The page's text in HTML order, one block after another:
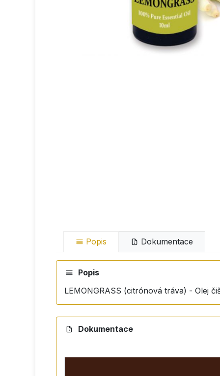
Popis Dokumentace
Popis
LEMONGRASS (citrónová tráva) - Olej
Dokumentace